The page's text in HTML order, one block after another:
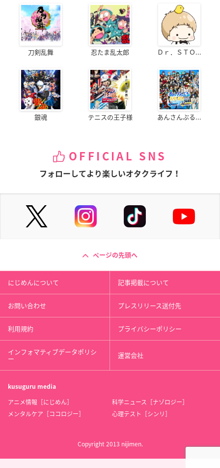
刀剣乱舞 忍たま乱太郎 Ｄｒ．ＳＴＯ...
銀魂 テニスの王子様 あんさんぶる...
OFFICIAL SNS
フォローしてより楽しいオタクライフ！
ページの先頭へ
にじめんについて 記事掲載について
お問い合わせ プレスリリース送付先
利用規約 プライバシーポリシー
インフォマティブデータポリシ
ー 運営会社
kusuguru media
アニメ情報［にじめん］
科学ニュース［ナゾロジー］
メンタルケア［ココロジー］
心理テスト［シンリ］
Copyright 2013 nijimen.